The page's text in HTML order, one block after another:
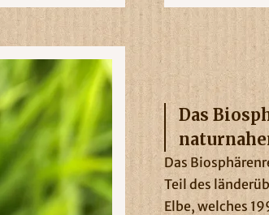
Das
Das
Teil des
Elbe, welches